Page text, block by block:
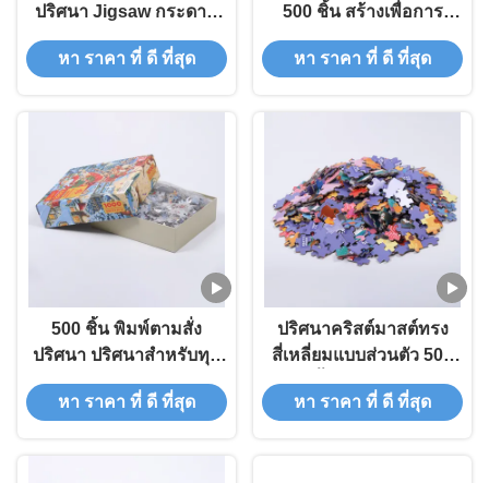
ปริศนา Jigsaw กระดาษ
กระดาษสําหรับผู้ใหญ่
หา ราคา ที่ ดี ที่สุด
500 ชิ้น สร้างเพื่อการ
ศึกษา
หา ราคา ที่ ดี ที่สุด
500 ชิ้น พิมพ์ตามสั่ง
ปริศนา ปริศนาสําหรับทุก
วัย ความบันเทิง
หา ราคา ที่ ดี ที่สุด
ปริศนาคริสต์มาสต์ทรง
สี่เหลี่ยมแบบส่วนตัว 500
ชิ้น พิมพ์สีเต็ม
หา ราคา ที่ ดี ที่สุด